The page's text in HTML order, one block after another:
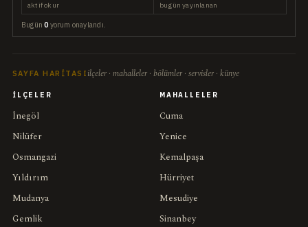
aktif okur bugün yayınlanan
Bugün0 yorum onaylandı.
SAYFA HARITASI ilçeler · mahalleler · bölümler · servisler · künye
İLÇELER
İnegöl
Nilüfer
Osmangazi
Yıldırım
Mudanya
Gemlik
MAHALLELER
Cuma
Yenice
Kemalpaşa
Hürriyet
Mesudiye
Sinanbey